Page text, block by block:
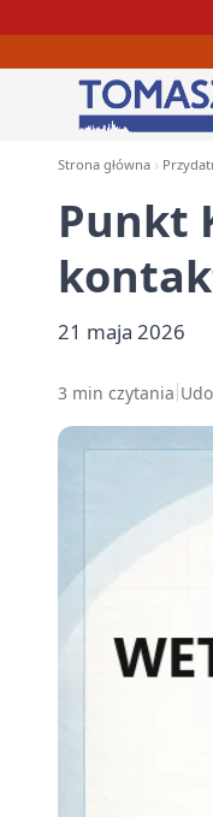
Strona główna
Punkt
21 maja 2026
3 min czytania